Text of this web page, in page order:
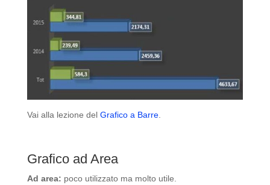
Vai alla lezione del Grafico a Barre.
Grafico ad Area
Ad area: poco utilizzato ma molto utile.